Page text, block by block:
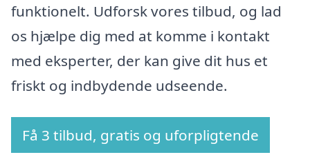
funktionelt. Udforsk vores tilbud, og lad
os hjælpe dig med at komme i kontakt
med eksperter, der kan give dit hus et
friskt og indbydende udseende.
Få 3 tilbud, gratis og uforpligtende